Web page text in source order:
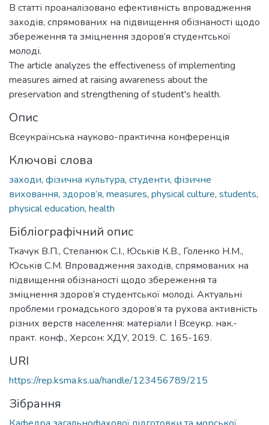
В статті проаналізовано ефективність впровадження
заходів, спрямованих на підвищення обізнаності щодо
збереження та зміцнення здоров’я студентської
молоді.
The article analyzes the effectiveness of implementing
measures aimed at raising awareness about the
preservation and strengthening of student's health.
Опис
Всеукраїнська науково-практична конференція
Ключові слова
заходи, фізична культура, студенти, фізичне
виховання, здоров’я, measures, physical culture, students,
physical education, health
Бібліографічний опис
Ткачук В.П., Степанюк С.І., Юськів К.В., Голенко Н.М.,
Юськів С.М. Впровадження заходів, спрямованих на
підвищення обізнаності щодо збереження та
зміцнення здоров’я студентської молоді. Актуальні
проблеми громадського здоров’я та рухова активність
різних верств населення: матеріали I Всеукр. нак.-
практ. конф., Херсон: ХДУ, 2019. С. 165-169.
URI
https://rep.ksma.ks.ua/handle/123456789/215
Зібрання